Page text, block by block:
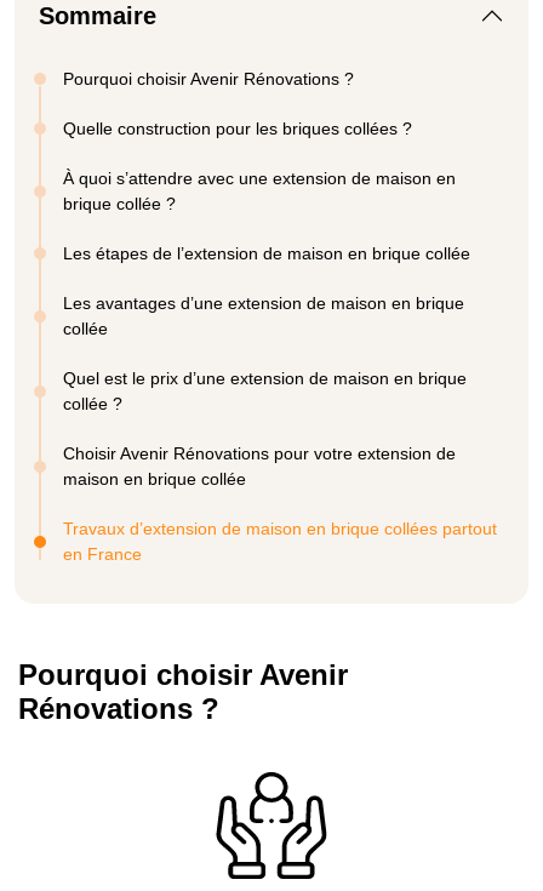
Sommaire
Pourquoi choisir Avenir Rénovations ?
Quelle construction pour les briques collées ?
À quoi s’attendre avec une extension de maison en
brique collée ?
Les étapes de l’extension de maison en brique collée
Les avantages d’une extension de maison en brique
collée
Quel est le prix d’une extension de maison en brique
collée ?
Choisir Avenir Rénovations pour votre extension de
maison en brique collée
Travaux d’extension de maison en brique collées partout
en France
Pourquoi choisir Avenir
Rénovations ?